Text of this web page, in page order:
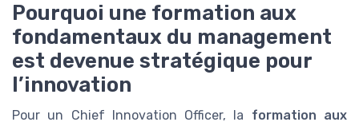
Pourquoi une formation aux
fondamentaux du management
est devenue stratégique pour
l’innovation
Pour un Chief Innovation Officer, la formation aux